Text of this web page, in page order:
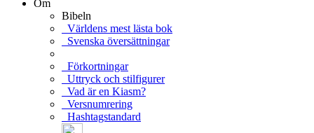
Om
Bibeln
Världens mest lästa bok
Svenska översättningar
Förkortningar
Uttryck och stilfigurer
Vad är en Kiasm?
Versnumrering
Hashtagstandard